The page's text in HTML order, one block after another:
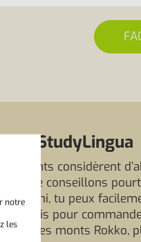
StudyLingua
considèrent
Nous te conseillons
tu peux
pour
ou les monts Rokko,
notre
les